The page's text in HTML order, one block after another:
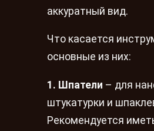
аккуратный вид.
Что касается
основные из них:
1. Шпатели – для
штукатурки и
Рекомендуется